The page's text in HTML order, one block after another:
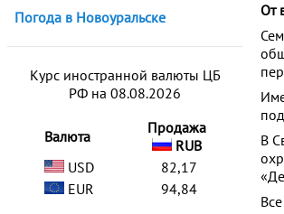
Погода в Новоуральске
Курс иностранной валюты ЦБ
РФ на 08.08.2026
Валюта
Продажа
RUB
USD
82,17
EUR
94,84
От
В